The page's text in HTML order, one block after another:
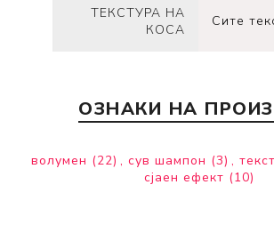
ТЕКСТУРА НА
КОСА
Сите
ОЗНАКИ НА
волумен (22) , сув шампон (3) ,
сјаен ефект (10)